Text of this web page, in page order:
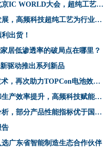
大会，超纯工艺获嘉宾点赞
频科技超纯工艺为行业注入活力
出货！
居低渗透率的破局点在哪里？
驱动推出系列新品
次助力TOPCon电池效率提升！
升，高频科技赋能半导体产业升级优化
部分产品性能指标优于国际标准
告
广东省智能制造生态合作伙伴